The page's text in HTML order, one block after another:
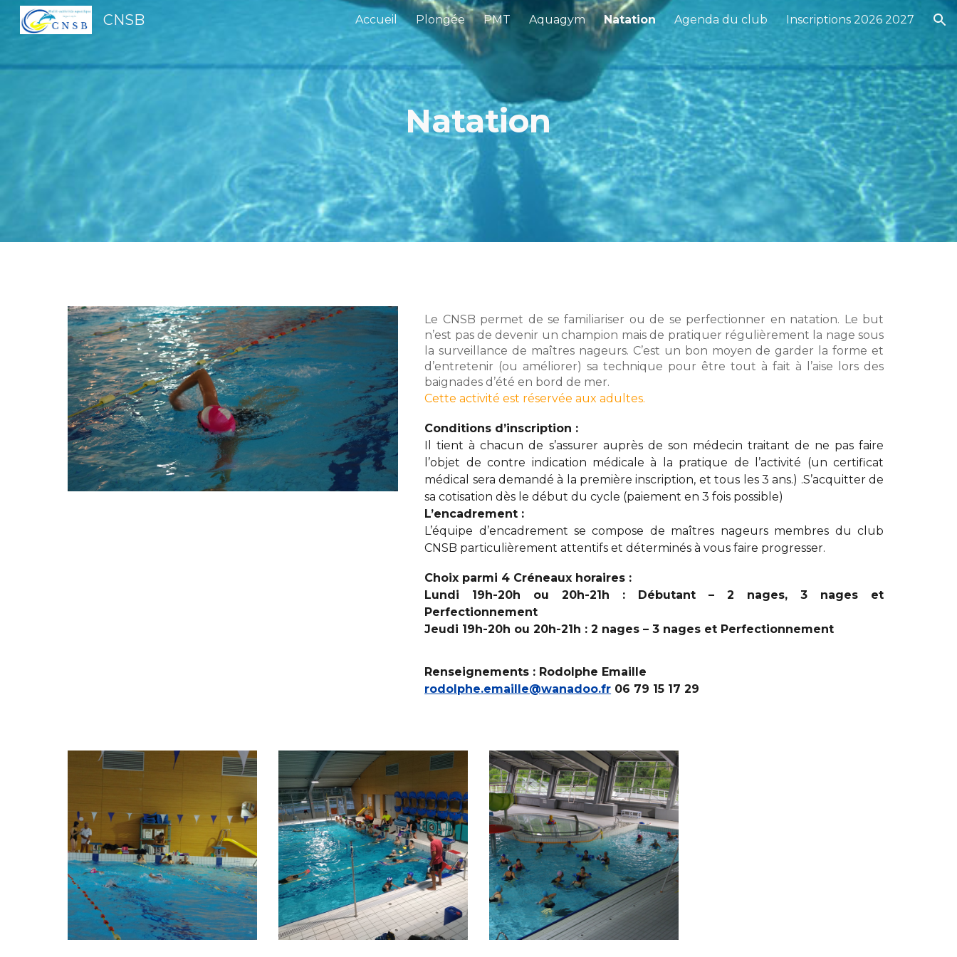
Skip to main content Skip to navigation
CNSB Accueil Plongée PMT Aquagym Natation Agenda du club Inscriptions 2026 2027
Natation
Le CNSB permet de se familiariser ou de se perfectionner en natation. Le but
n’est pas de devenir un champion mais de pratiquer régulièrement la nage sous
la surveillance de maîtres nageurs. C’est un bon moyen de garder la forme et
d’entretenir (ou améliorer) sa technique pour être tout à fait à l’aise lors des
baignades d’été en bord de mer.
Cette activité est réservée aux adultes.
Conditions d’inscription :
Il tient à chacun de s’assurer auprès de son médecin traitant de ne pas faire
l’objet de contre indication médicale à la pratique de l’activité (un certificat
médical sera demandé à la première inscription, et tous les 3 ans.) .S’acquitter de
sa cotisation dès le début du cycle (paiement en 3 fois possible)
L’encadrement :
L’équipe d’encadrement se compose de maîtres nageurs membres du club
CNSB particulièrement attentifs et déterminés à vous faire progresser.
Choix parmi 4 Créneaux horaires :
Lundi 19h-20h ou 20h-21h : Débutant – 2 nages, 3 nages et
Perfectionnement
Jeudi 19h-20h ou 20h-21h :2 nages – 3 nages et Perfectionnement
Renseignements : Rodolphe Emaille
rodolphe.emaille@wanadoo.fr 06 79 15 17 29